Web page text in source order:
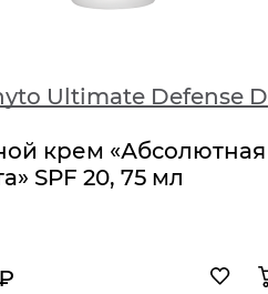
крем «Абсолютная
SPF 20, 75 мл